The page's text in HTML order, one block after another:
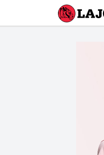
Lajger